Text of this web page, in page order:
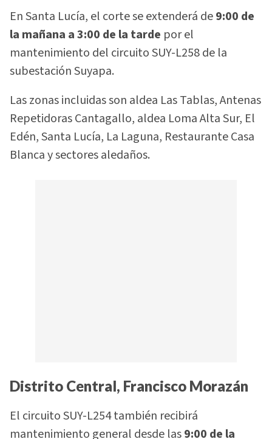
En Santa Lucía, el corte se extenderá de9:00 de
la mañana a 3:00 de la tarde por el
mantenimiento del circuito SUY-L258 de la
subestación Suyapa.
Las zonas incluidas son aldea Las Tablas, Antenas
Repetidoras Cantagallo, aldea Loma Alta Sur, El
Edén, Santa Lucía, La Laguna, Restaurante Casa
Blanca y sectores aledaños.
Distrito Central, Francisco Morazán
El circuito SUY-L254 también recibirá
mantenimiento general desde las9:00 de la